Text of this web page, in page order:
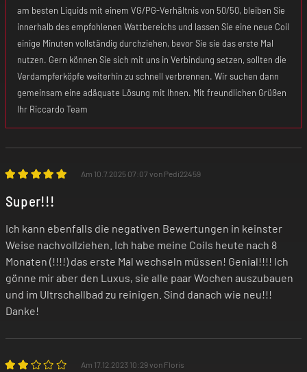
am besten Liquids mit einem VG/PG-Verhältnis von 50/50, bleiben Sie
innerhalb des empfohlenen Wattbereichs und lassen Sie eine neue Coil
einige Minuten vollständig durchziehen, bevor Sie sie das erste Mal
nutzen. Gern können Sie sich mit uns in Verbindung setzen, sollten die
Verdampferköpfe weiterhin zu schnell verbrennen. Wir suchen dann
gemeinsam eine adäquate Lösung mit Ihnen. Mit freundlichen Grüßen
Ihr Riccardo Team
Am 10.7.2025 07:07 von Pedi22459
Super!!!
Ich kann ebenfalls die negativen Bewertungen in keinster
Weise nachvollziehen. Ich habe meine Coils heute nach 8
Monaten (!!!!) das erste Mal wechseln müssen! Genial!!!! Ich
gönne mir aber den Luxus, sie alle paar Wochen auszubauen
und im Ultrschallbad zu reinigen. Sind danach wie neu!!!
Danke!
Am 17.12.2023 10:29 von Floris